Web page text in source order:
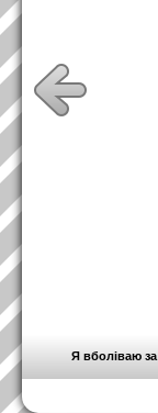
Я вболіваю за